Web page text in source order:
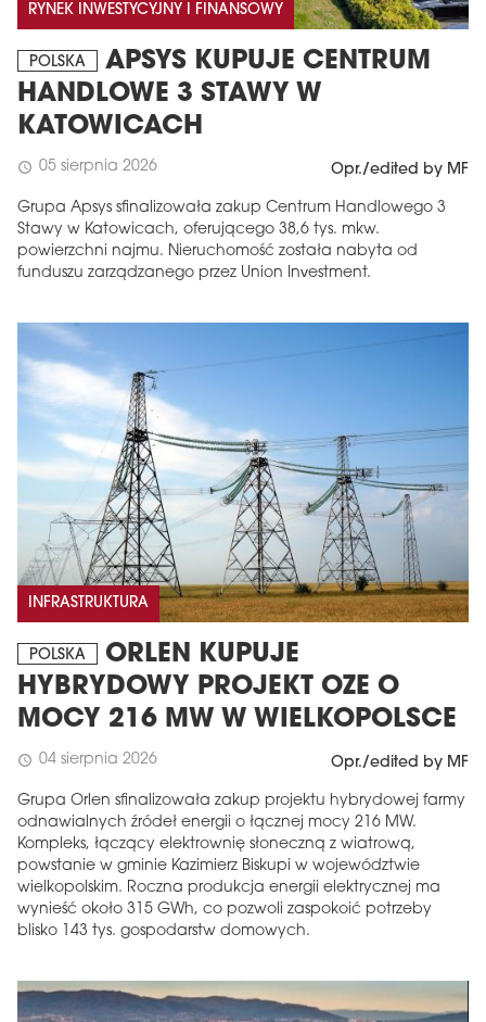
RYNEK INWESTYCYJNY I FINANSOWY
POLSKA
APSYS KUPUJE CENTRUM
HANDLOWE 3 STAWY W
KATOWICACH
schedule 05 sierpnia 2026 Opr./edited by MF
Grupa Apsys sfinalizowała zakup Centrum Handlowego 3
Stawy w Katowicach, oferującego 38,6 tys. mkw.
powierzchni najmu. Nieruchomość została nabyta od
funduszu zarządzanego przez Union Investment.
INFRASTRUKTURA
POLSKA
ORLEN KUPUJE
HYBRYDOWY PROJEKT OZE O
MOCY 216 MW W WIELKOPOLSCE
schedule 04 sierpnia 2026 Opr./edited by MF
Grupa Orlen sfinalizowała zakup projektu hybrydowej farmy
odnawialnych źródeł energii o łącznej mocy 216 MW.
Kompleks, łączący elektrownię słoneczną z wiatrową,
powstanie w gminie Kazimierz Biskupi w województwie
wielkopolskim. Roczna produkcja energii elektrycznej ma
wynieść około 315 GWh, co pozwoli zaspokoić potrzeby
blisko 143 tys. gospodarstw domowych.